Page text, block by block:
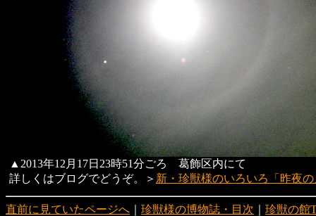
▲2013年12月17日23時51分ごろ 葛飾区内にて
詳しくはブログでどうぞ。＞ 新・珍獣様のいろいろ「昨夜
直前に見ていたページへ 珍獣様の博物誌・目次 珍獣の館